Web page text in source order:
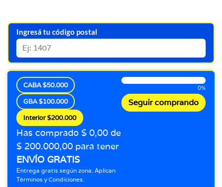
Ingresá tu código postal
CABA $50.000
GBA $100.000
Interior $200.000
Has comprado $ 0,00 de
$ 200.000,00 para tener
ENVÍO GRATIS
Entrega gratis según zona. Aplican
Términos y Condiciones.
0%
Seguir comprando